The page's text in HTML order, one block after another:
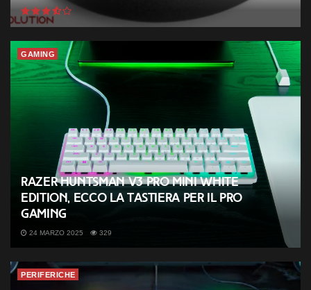
GAMING
Razer Huntsman V3 Pro Mini White
Edition, ecco la tastiera per il Pro
Gaming
24 MARZO 2025 329
PERIFERICHE